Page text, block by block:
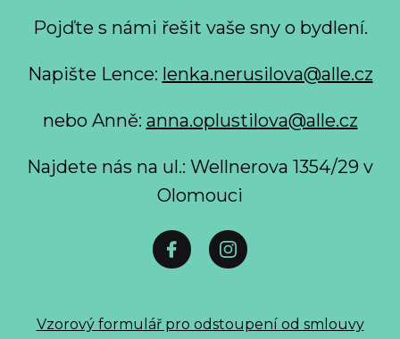
Pojďte s námi řešit vaše sny o bydlení.
Napište Lence: lenka.nerusilova@alle.cz
nebo Anně: anna.oplustilova@alle.cz
Najdete nás na ul.: Wellnerova 1354/29 v
Olomouci
Vzorový formulář pro odstoupení od smlouvy